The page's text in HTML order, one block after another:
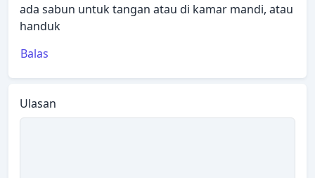
ada sabun untuk tangan atau di kamar mandi, atau
handuk
Balas
Ulasan